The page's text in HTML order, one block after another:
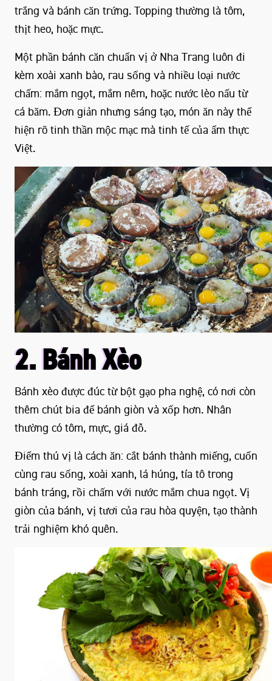
trắng và bánh căn trứng. Topping thường là tôm,
thịt heo, hoặc mực.
Một phần bánh căn chuẩn vị ở Nha Trang luôn đi
kèm xoài xanh bào, rau sống và nhiều loại nước
chấm: mắm ngọt, mắm nêm, hoặc nước lèo nấu từ
cá băm. Đơn giản nhưng sáng tạo, món ăn này thể
hiện rõ tinh thần mộc mạc mà tinh tế của ẩm thực
Việt.
2. Bánh Xèo
Bánh xèo được đúc từ bột gạo pha nghệ, có nơi còn
thêm chút bia để bánh giòn và xốp hơn. Nhân
thường có tôm, mực, giá đỗ.
Điểm thú vị là cách ăn: cắt bánh thành miếng, cuốn
cùng rau sống, xoài xanh, lá húng, tía tô trong
bánh tráng, rồi chấm với nước mắm chua ngọt. Vị
giòn của bánh, vị tươi của rau hòa quyện, tạo thành
trải nghiệm khó quên.